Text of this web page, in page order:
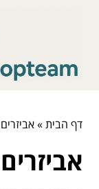
דף הבית»